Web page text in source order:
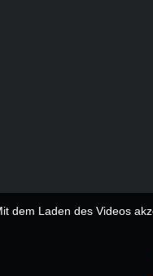
dem Laden des Videos